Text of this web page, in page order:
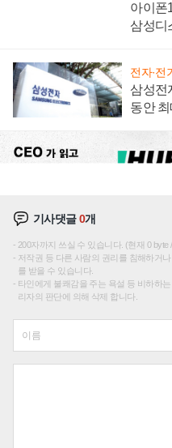
아이폰
삼성디
전자·전
삼성전
동안
기사댓글0개
200자까지 쓰실 수 있습니다. (현재 0 byte
저작권 등 다른 사람의 권리를 침해하거
를 받을 수 있습니다.
타인에게 불쾌감을 주는 욕설 등 비하하
리자의 판단에 의해 삭제 합니다.